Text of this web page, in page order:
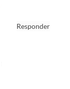
Responder